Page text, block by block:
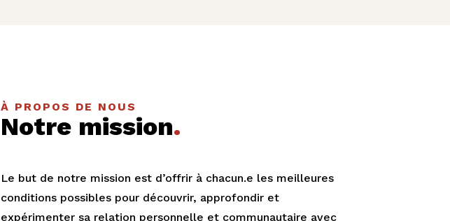
À PROPOS DE NOUS
Notre mission.
Le but de notre mission est d’offrir à chacun.e les meilleures
conditions possibles pour découvrir, approfondir et
expérimenter sa relation personnelle et communautaire avec